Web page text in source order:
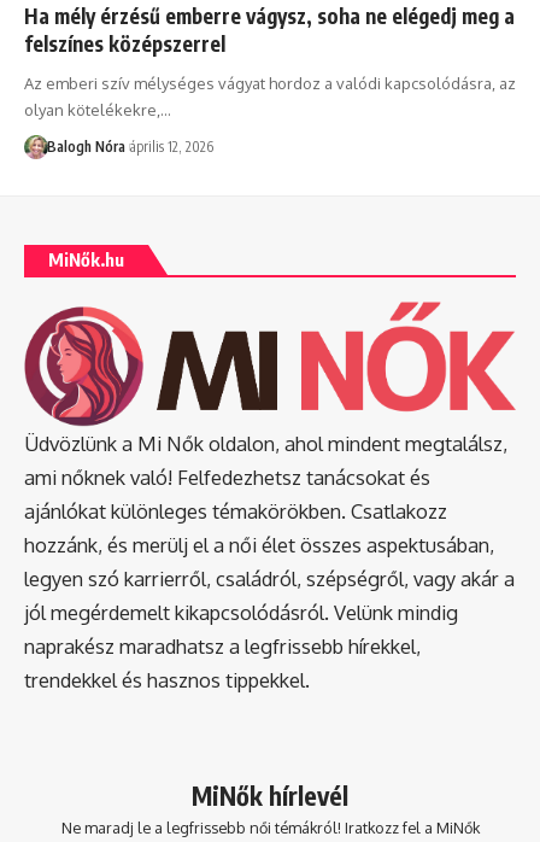
Ha mély érzésű emberre vágysz, soha ne elégedj meg a
felszínes középszerrel
Az emberi szív mélységes vágyat hordoz a valódi kapcsolódásra, az
olyan kötelékekre, …
Balogh Nóra április 12, 2026
MiNők.hu
Üdvözlünk a Mi Nők oldalon, ahol mindent megtalálsz,
ami nőknek való! Felfedezhetsz tanácsokat és
ajánlókat különleges témakörökben. Csatlakozz
hozzánk, és merülj el a női élet összes aspektusában,
legyen szó karrierről, családról, szépségről, vagy akár a
jól megérdemelt kikapcsolódásról. Velünk mindig
naprakész maradhatsz a legfrissebb hírekkel,
trendekkel és hasznos tippekkel.
MiNők hírlevél
Ne maradj le a legfrissebb női témákról! Iratkozz fel a MiNők